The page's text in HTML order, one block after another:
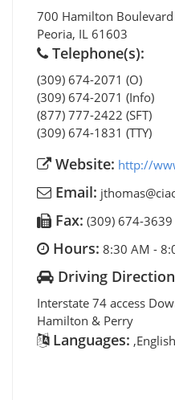
700 Hamilton Boulevard
Peoria, IL 61603
Telephone(s):
(309) 674-2071 (O)
(309) 674-2071 (Info)
(877) 777-2422 (SFT)
(309) 674-1831 (TTY)
Website: http://
Email:
Fax: (309) 674-3639
Hours: 8:30 AM -
Driving
Interstate 74 access
Hamilton & Perry
Languages: